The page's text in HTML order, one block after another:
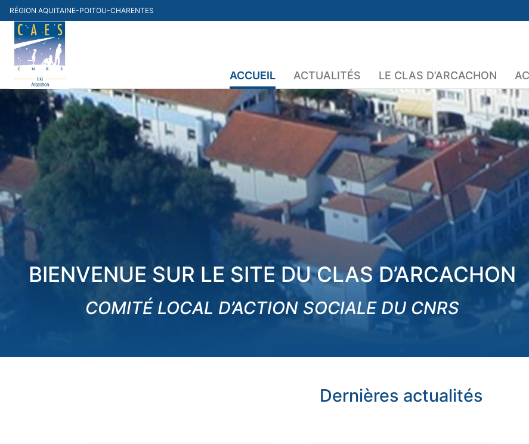
Skip
to
content
RÉGION AQUITAINE-POITOU-CHARENTES
ACCUEIL ACTUALITÉS LE CLAS D’ARCACHON
BIENVENUE SUR LE SITE DU CLAS D’ARCACHON
COMITÉ LOCAL D’ACTION SOCIALE DU CNRS
Dernières actualités